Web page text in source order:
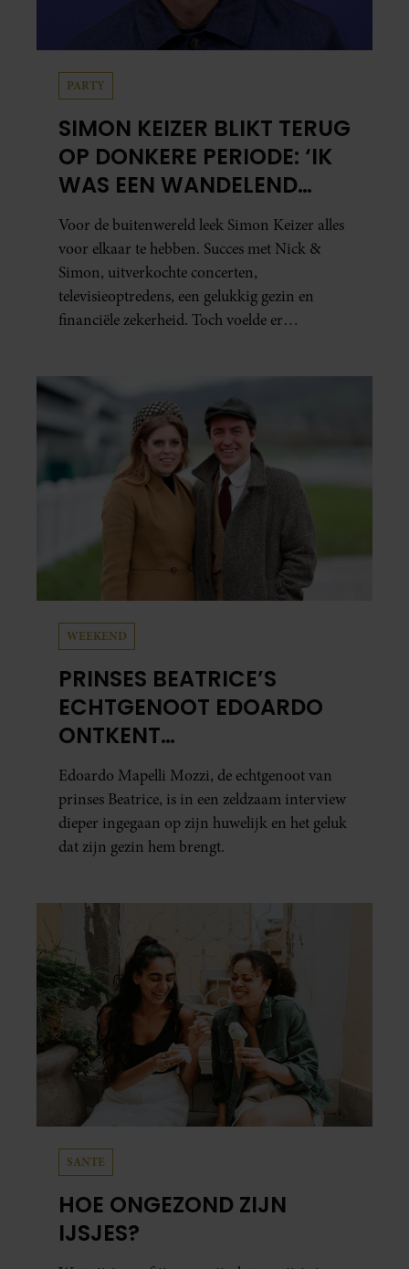
PARTY
SIMON KEIZER BLIKT TERUG
OP DONKERE PERIODE: ‘IK
WAS EEN WANDELEND
HOOFD’
Voor de buitenwereld leek Simon Keizer alles
voor elkaar te hebben. Succes met Nick &
Simon, uitverkochte concerten,
televisieoptredens, een gelukkig gezin en
financiële zekerheid. Toch voelde er
vertelt de zanger dat hij lange tijd vooral
overleefde en steeds verder van zijn gevoel
verwijderd raakte.
WEEKEND
PRINSES BEATRICE’S
ECHTGENOOT EDOARDO
ONTKENT
HUWELIJKSPROBLEMEN
Edoardo Mapelli Mozzi, de echtgenoot van
prinses Beatrice, is in een zeldzaam interview
dieper ingegaan op zijn huwelijk en het geluk
dat zijn gezin hem brengt.
SANTE
HOE ONGEZOND ZIJN
IJSJES?